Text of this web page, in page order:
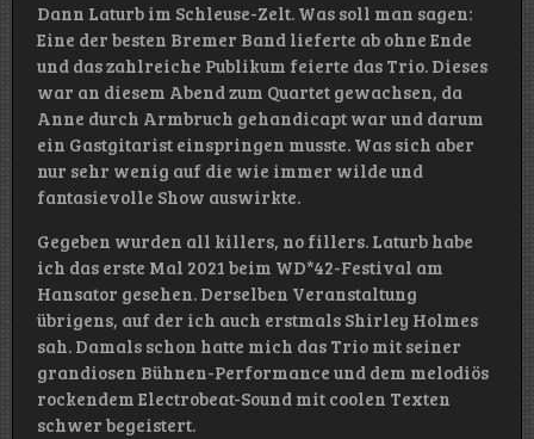
Dann Laturb im Schleuse-Zelt. Was soll man sagen:
Eine der besten Bremer Band lieferte ab ohne Ende
und das zahlreiche Publikum feierte das Trio. Dieses
war an diesem Abend zum Quartet gewachsen, da
Anne durch Armbruch gehandicapt war und darum
ein Gastgitarist einspringen musste. Was sich aber
nur sehr wenig auf die wie immer wilde und
fantasievolle Show auswirkte.
Gegeben wurden all killers, no fillers. Laturb habe
ich das erste Mal 2021 beim WD*42-Festival am
Hansator gesehen. Derselben Veranstaltung
übrigens, auf der ich auch erstmals Shirley Holmes
sah. Damals schon hatte mich das Trio mit seiner
grandiosen Bühnen-Performance und dem melodiös
rockendem Electrobeat-Sound mit coolen Texten
schwer begeistert.